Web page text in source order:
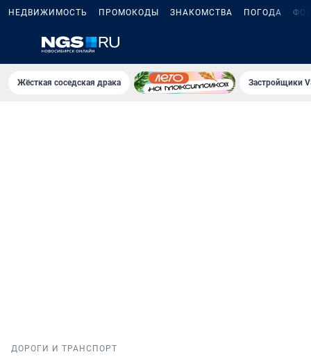
НЕДВИЖИМОСТЬ ПРОМОКОДЫ ЗНАКОМСТВА ПОГОДА
Жёсткая соседская драка Застройщики
ДОРОГИ И ТРАНСПОРТ